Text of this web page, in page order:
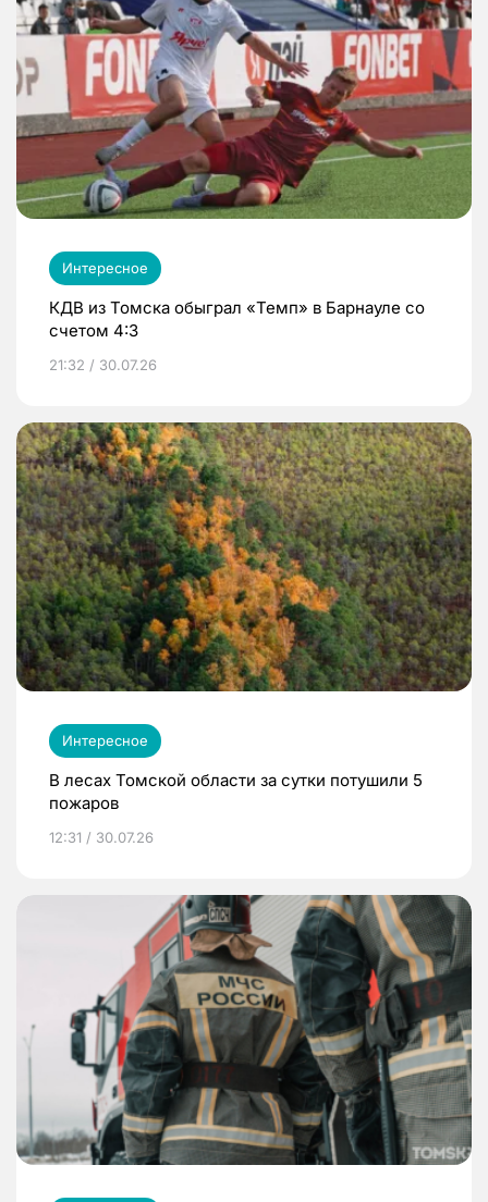
Интересное
КДВ из Томска обыграл «Темп» в Барнауле со
счетом 4:3
21:32 / 30.07.26
Интересное
В лесах Томской области за сутки потушили 5
пожаров
12:31 / 30.07.26